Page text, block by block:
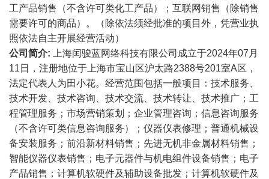
工产品销售（不含许可类化工产品）；互联网销售（除销售
需要许可的商品）。（除依法须经批准的项目外，凭营业执
照依法自主开展经营活动）
公司简介: 上海闰骏蓝网络科技有限公司成立于2024年07月
11日，注册地位于上海市宝山区沪太路2388号201室A区，
法定代表人为田小花。经营范围包括一般项目：技术服务、
技术开发、技术咨询、技术交流、技术转让、技术推广；工
程管理服务；市场营销策划；企业管理咨询；信息咨询服务
（不含许可类信息咨询服务）；仪器仪表修理；普通机械设
备安装服务；前沿新材料销售；先进无机非金属材料销售；
智能仪器仪表销售；电子元器件与机电组件设备销售；电子
产品销售；计算机软硬件及辅助设备批发；计算机软硬件及